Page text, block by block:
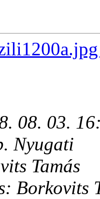
08. 03.
Nyugati
Tamás
Borkovits